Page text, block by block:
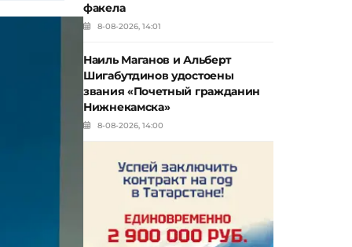
факела
8-08-2026, 14:01
Наиль Маганов и Альберт
Шигабутдинов удостоены
звания «Почетный гражданин
Нижнекамска»
8-08-2026, 14:00